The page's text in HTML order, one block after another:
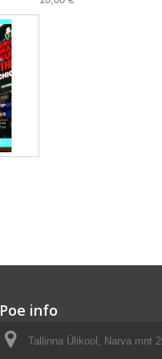
Poe info
Tallinna Ülikool, Narva mnt